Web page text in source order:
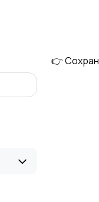
Детская обувь
👉